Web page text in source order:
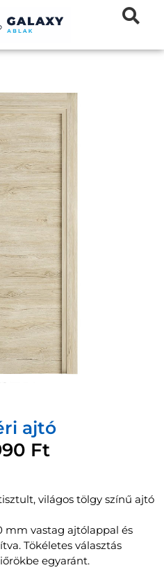
ajtó
Ft
világos tölgy színű ajtó
mm vastag ajtólappal és
Tökéletes választás
egyaránt.